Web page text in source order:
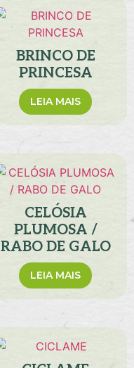
BRINCO DE
PRINCESA
LEIA MAIS
CELÓSIA
PLUMOSA /
RABO DE GALO
LEIA MAIS